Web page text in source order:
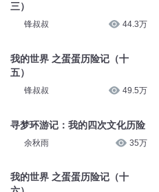
三）
锋叔叔 44.3万
我的世界 之蛋蛋历险记（十
五）
锋叔叔 49.5万
寻梦环游记：我的四次文化历险
余秋雨 35万
我的世界 之蛋蛋历险记（十